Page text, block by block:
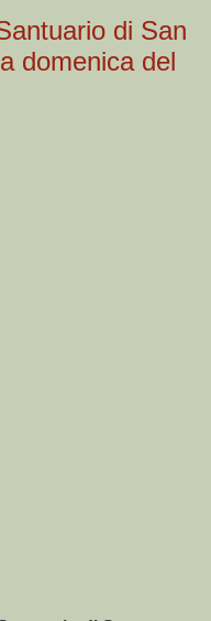
di San
domenica del